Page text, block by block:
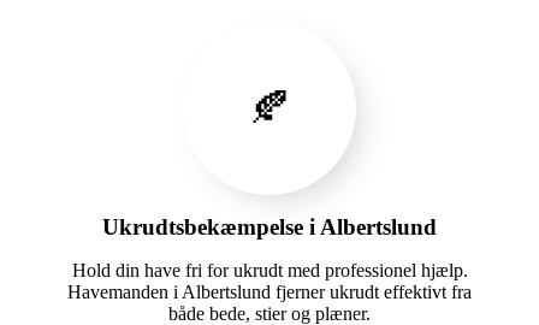
🍂
Ukrudtsbekæmpelse i Albertslund
Hold din have fri for ukrudt med professionel hjælp.
Havemanden i Albertslund fjerner ukrudt effektivt fra
både bede, stier og plæner.